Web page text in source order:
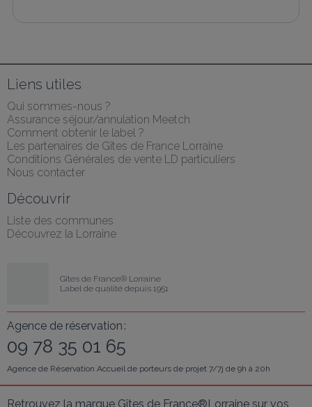
Liens utiles
Qui sommes-nous ?
Assurance séjour/annulation Meetch
Comment obtenir le label ?
Les partenaires de Gîtes de France Lorraine
Conditions Générales de vente LD particuliers
Nous contacter
Découvrir
Liste des communes
Découvrez la Lorraine
Gîtes de France® Lorraine
Label de qualité depuis 1951
Agence de réservation :
09 78 35 01 65
Agence de Réservation Accueil de porteurs de projet 7/7j de 9h à 20h
Retrouvez la marque Gîtes de France®Lorraine sur vos